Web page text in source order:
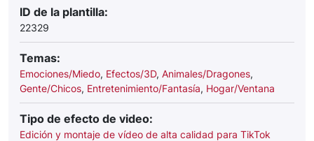
ID de la plantilla:
22329
Temas:
Emociones/Miedo, Efectos/3D, Animales/Dragones,
Gente/Chicos, Entretenimiento/Fantasía, Hogar/Ventana
Tipo de efecto de video:
Edición y montaje de vídeo de alta calidad para TikTok